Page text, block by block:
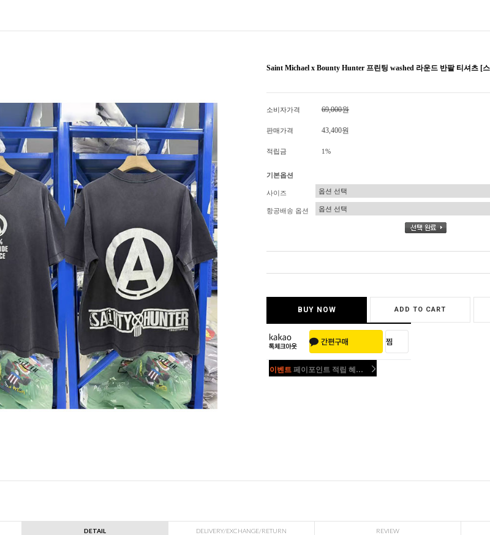
Saint Michael x Bounty Hunter 프린팅 washed 라운드 반팔 티셔츠 [
소비자가격 69,000원
판매가격 43,400원
적립금 1%
기본옵션
사이즈
항공배송 옵션
BUY NOW ADD TO CART
이벤트 페이포인트 적립 혜택 2배 UP!
DETAIL DELIVERY/EXCHANGE/RETURN REVIEW